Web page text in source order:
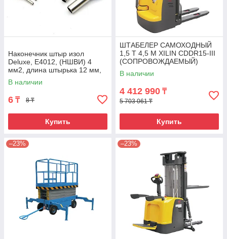
Наконечник штыр изол
Deluxe, Е4012, (НШВИ) 4
мм2, длина штырька 12 мм,
(1000 шт/упак)
В наличии
6 ₸ 8 ₸
Купить
ШТАБЕЛЕР САМОХОДНЫЙ
1,5 Т 4,5 М XILIN CDDR15-III
(СОПРОВОЖДАЕМЫЙ)
В наличии
4 412 990 ₸
5 703 061 ₸
Купить
–23% –23%